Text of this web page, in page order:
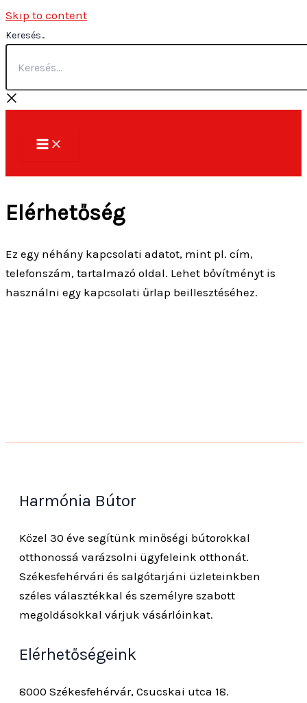
Skip to content
Keresés...
Elérhetőség
Ez egy néhány kapcsolati adatot, mint pl. cím,
telefonszám, tartalmazó oldal. Lehet bővítményt is
használni egy kapcsolati űrlap beillesztéséhez.
Harmónia Bútor
Közel 30 éve segítünk minőségi bútorokkal
otthonossá varázsolni ügyfeleink otthonát.
Székesfehérvári és salgótarjáni üzleteinkben
széles választékkal és személyre szabott
megoldásokkal várjuk vásárlóinkat.
Elérhetőségeink
8000 Székesfehérvár, Csucskai utca 18.